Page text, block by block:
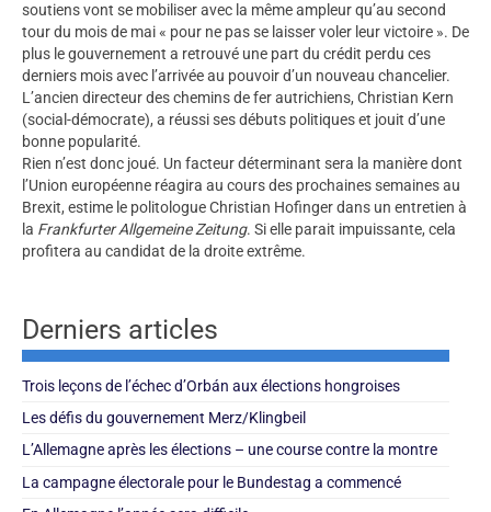
soutiens vont se mobiliser avec la même ampleur qu’au second
tour du mois de mai « pour ne pas se laisser voler leur victoire ». De
plus le gouvernement a retrouvé une part du crédit perdu ces
derniers mois avec l’arrivée au pouvoir d’un nouveau chancelier.
L’ancien directeur des chemins de fer autrichiens, Christian Kern
(social-démocrate), a réussi ses débuts politiques et jouit d’une
bonne popularité.
Rien n’est donc joué. Un facteur déterminant sera la manière dont
l’Union européenne réagira au cours des prochaines semaines au
Brexit, estime le politologue Christian Hofinger dans un entretien à
la Frankfurter Allgemeine Zeitung. Si elle parait impuissante, cela
profitera au candidat de la droite extrême.
Derniers articles
Trois leçons de l’échec d’Orbán aux élections hongroises
Les défis du gouvernement Merz/Klingbeil
L’Allemagne après les élections – une course contre la montre
La campagne électorale pour le Bundestag a commencé